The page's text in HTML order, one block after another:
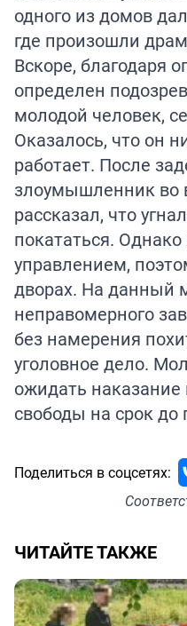
одного из домов
где произошли
Вскоре, благодаря
определен
молодой человек,
Оказалось, что он
работает. После
злоумышленник во
рассказал, что
покататься.
управлением,
дворах. На данный
неправомерного
без намерения
уголовное дело.
ожидать
свободы на срок до
Поделиться в соцсетях:
ЧИТАЙТЕ ТАКЖЕ